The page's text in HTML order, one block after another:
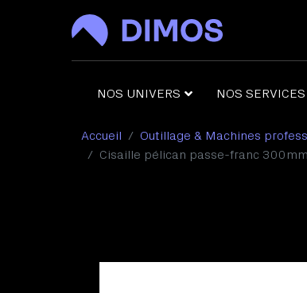
NOS UNIVERS NOS SERVICES
Accueil Outillage & Machines
Cisaille pélican passe-franc